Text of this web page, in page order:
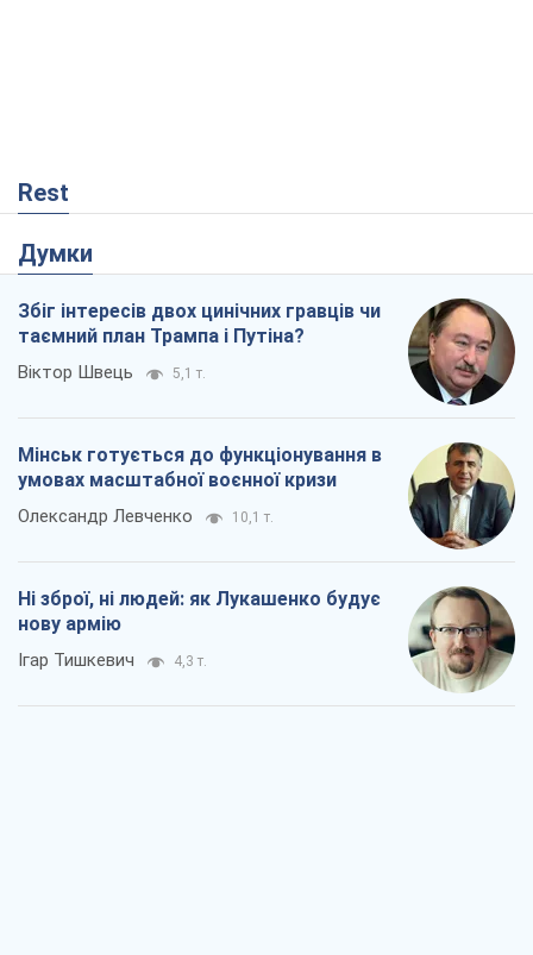
Rest
Думки
Збіг інтересів двох цинічних гравців чи
таємний план Трампа і Путіна?
Віктор Швець 5,1 т.
Мінськ готується до функціонування в
умовах масштабної воєнної кризи
Олександр Левченко 10,1 т.
Ні зброї, ні людей: як Лукашенко будує
нову армію
Ігар Тишкевич 4,3 т.